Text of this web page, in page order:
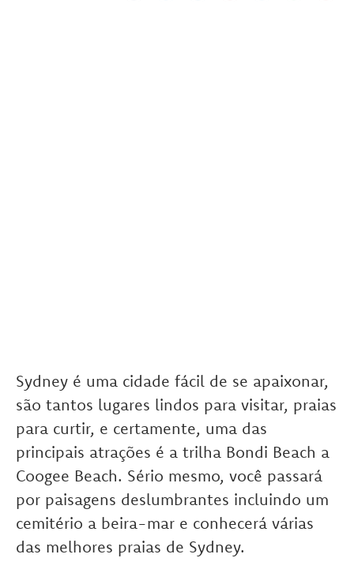
Sydney é uma cidade fácil de se apaixonar,
são tantos lugares lindos para visitar, praias
para curtir, e certamente, uma das
principais atrações é a trilha Bondi Beach a
Coogee Beach. Sério mesmo, você passará
por paisagens deslumbrantes incluindo um
cemitério a beira-mar e conhecerá várias
das melhores praias de Sydney.